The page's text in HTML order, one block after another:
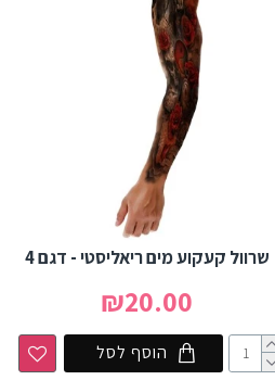
שרוול קעקוע מים ריאליסטי - דגם 4
₪20.00
הוסף לסל